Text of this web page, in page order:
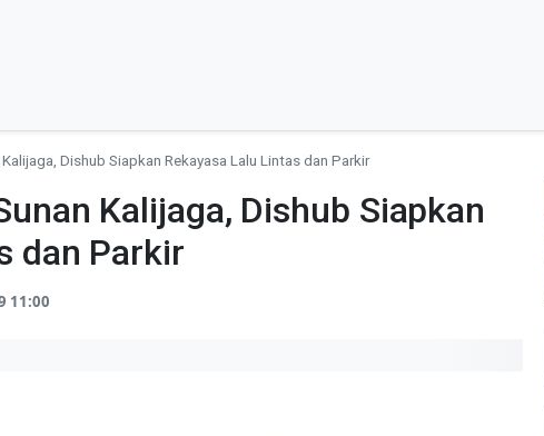
Dishub Siapkan Rekayasa Lalu Lintas dan Parkir
Kalijaga, Dishub Siapkan
dan Parkir
11:00